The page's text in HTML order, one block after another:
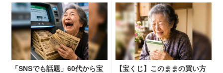
「SNSでも話題」60代から宝
【宝くじ】このままの買い方